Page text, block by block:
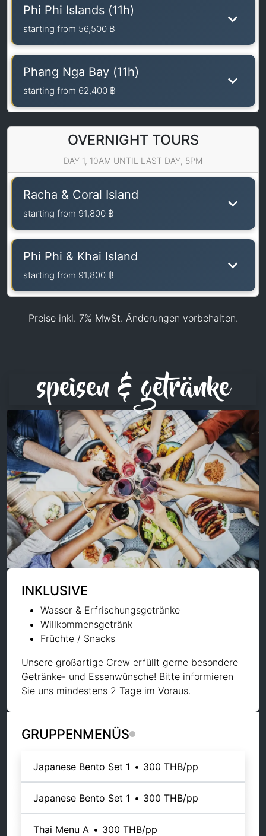
Phi Phi Islands (11h)
starting from 56,500 ฿
Phang Nga Bay (11h)
starting from 62,400 ฿
OVERNIGHT TOURS
DAY 1, 10AM UNTIL LAST DAY, 5PM
Racha & Coral Island
starting from 91,800 ฿
Phi Phi & Khai Island
starting from 91,800 ฿
Preise inkl. 7% MwSt. Änderungen vorbehalten.
speisen & getränke
INKLUSIVE
Wasser & Erfrischungsgetränke
Willkommensgetränk
Früchte / Snacks
Unsere großartige Crew erfüllt gerne besondere
Getränke- und Essenwünsche! Bitte informieren
Sie uns mindestens 2 Tage im Voraus.
GRUPPENMENÜS
Japanese Bento Set 1 • 300 THB/pp
Japanese Bento Set 1 • 300 THB/pp
Thai Menu A • 300 THB/pp